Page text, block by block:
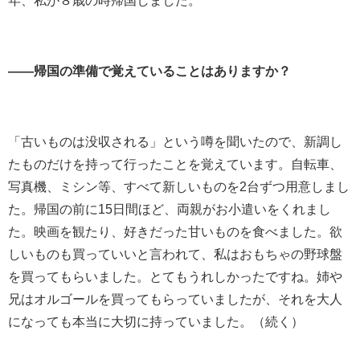
――帰国の準備で覚えていることはありますか？
「古いものは没収される」という噂を聞いたので、新調し
たものだけを持って行ったことを覚えています。⾃転⾞、
写真機、ミシン等、すべて新しいものを2台ずつ用意しまし
た。帰国の前に15⽇間ほど、両親がお小遣いをくれまし
た。映画を観たり、好きだった甘いものを⾷べました。欲
しいものも買っていいと⾔われて、私はおもちゃの野球盤
を買ってもらいました。とてもうれしかったですね。姉や
兄はオルゴールを買ってもらっていましたが、それを大人
になっても本当に大切に持っていました。（続く）